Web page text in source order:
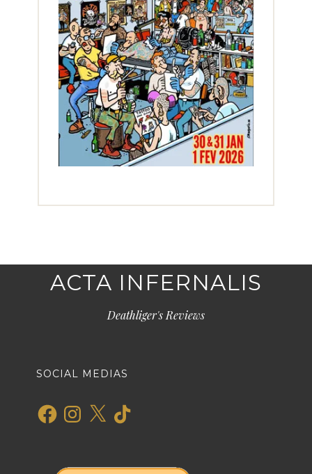
ACTA INFERNALIS
Deathliger's Reviews
SOCIAL MEDIAS
FacebookInstagram
X TikTok